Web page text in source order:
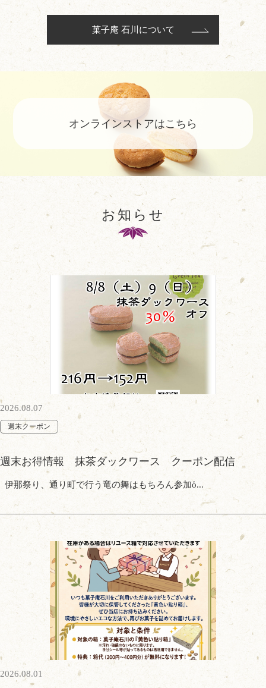
菓子庵 石川について
オンラインストアはこちら
お知らせ
2026.08.07
週末クーポン
週末お得情報 抹茶ダックワース クーポン配信
伊那祭り、通り町で行う竜の舞はもちろん参加ὀ...
2026.08.01